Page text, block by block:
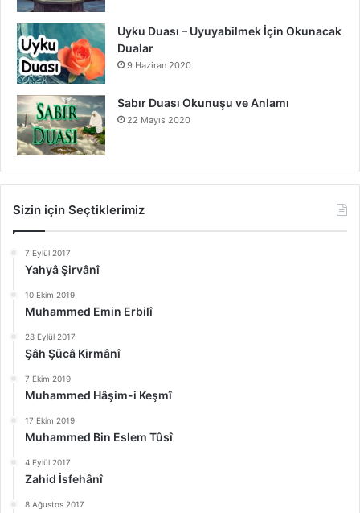
Uyku Duası – Uyuyabilmek İçin Okunacak
Dualar
9 Haziran 2020
Sabır Duası Okunuşu ve Anlamı
22 Mayıs 2020
Sizin için Seçtiklerimiz
7 Eylül 2017
Yahyâ Şirvânî
10 Ekim 2019
Muhammed Emin Erbilî
28 Eylül 2017
Şâh Şücâ Kirmânî
7 Ekim 2019
Muhammed Hâşim-i Keşmî
17 Ekim 2019
Muhammed Bin Eslem Tûsî
4 Eylül 2017
Zahid İsfehânî
8 Ağustos 2017